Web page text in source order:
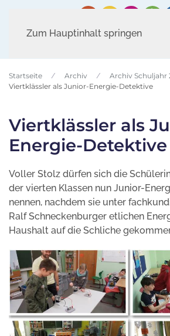
Zum Hauptinhalt springen
Startseite Archiv
Archiv Schuljahr
Viertklässler als Junior-Energie-Detektive
Viertklässler als
Energie-Detektive
Voller Stolz dürfen sich die
der vierten Klassen nun Junior-
nennen, nachdem sie unter
Ralf Schneckenburger etlichen
Haushalt auf die Schliche